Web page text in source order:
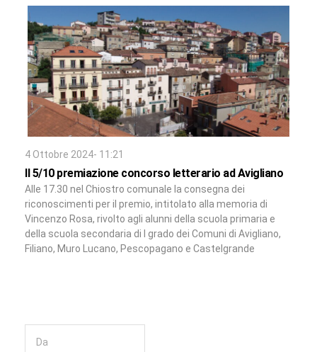
4 Ottobre 2024- 11:21
Il 5/10 premiazione concorso letterario ad Avigliano
Alle 17.30 nel Chiostro comunale la consegna dei
riconoscimenti per il premio, intitolato alla memoria di
Vincenzo Rosa, rivolto agli alunni della scuola primaria e
della scuola secondaria di I grado dei Comuni di Avigliano,
Filiano, Muro Lucano, Pescopagano e Castelgrande